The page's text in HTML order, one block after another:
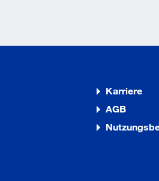
Karriere
AGB